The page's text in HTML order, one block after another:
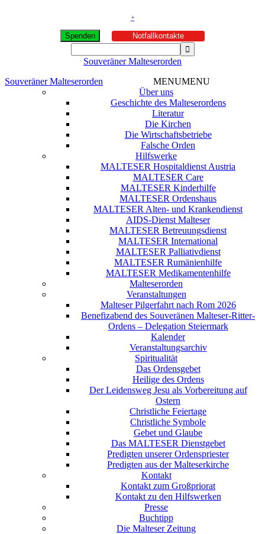
+
Spenden Notfallkontakte
Souveräner Malteserorden
Souveräner Malteserorden
MENUMENU
Über uns
Geschichte des Malteserordens
Literatur
Die Kirchen
Die Wirtschaftsbetriebe
Falsche Orden
Hilfswerke
MALTESER Hospitaldienst Austria
MALTESER Care
MALTESER Kinderhilfe
MALTESER Ordenshaus
MALTESER Alten- und Krankendienst
AIDS-Dienst Malteser
MALTESER Betreuungsdienst
MALTESER International
MALTESER Palliativdienst
MALTESER Rumänienhilfe
MALTESER Medikamentenhilfe
Malteserorden
Veranstaltungen
Malteser Pilgerfahrt nach Rom 2026
Benefizabend des Souveränen Malteser-Ritter-
Ordens – Delegation Steiermark
Kalender
Veranstaltungsarchiv
Spiritualität
Das Ordensgebet
Heilige des Ordens
Der Leidensweg Jesu als Vorbereitung auf
Ostern
Christliche Feiertage
Christliche Symbole
Gebet und Glaube
Das MALTESER Dienstgebet
Predigten unserer Ordenspriester
Predigten aus der Malteserkirche
Kontakt
Kontakt zum Großpriorat
Kontakt zu den Hilfswerken
Presse
Buchtipp
Die Malteser Zeitung